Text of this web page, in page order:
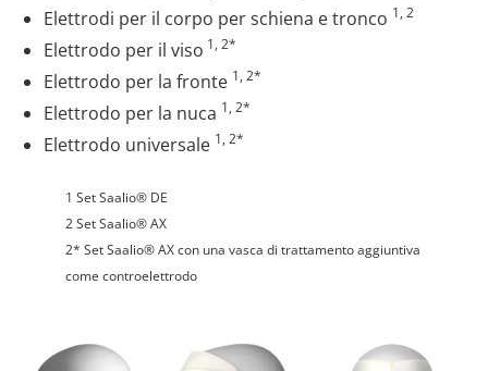
Elettrodi per il corpo per schiena e tronco 1, 2
Elettrodo per il viso 1, 2*
Elettrodo per la fronte 1, 2*
Elettrodo per la nuca 1, 2*
Elettrodo universale 1, 2*
1 Set Saalio® DE
2 Set Saalio® AX
2* Set Saalio® AX con una vasca di trattamento aggiuntiva
come controelettrodo